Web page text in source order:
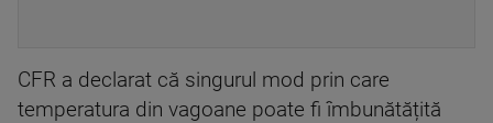
CFR a declarat că singurul mod prin care
temperatura din vagoane poate fi îmbunătățită